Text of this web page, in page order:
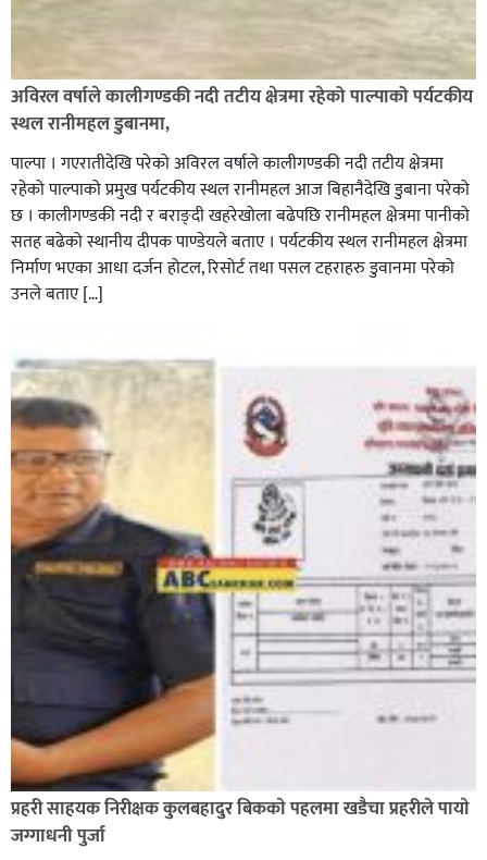
अविरल वर्षाले कालीगण्डकी नदी तटीय क्षेत्रमा रहेको पाल्पाको पर्यटकीय
स्थल रानीमहल डुबानमा,
पाल्पा । गएरातीदेखि परेको अविरल वर्षाले कालीगण्डकी नदी तटीय क्षेत्रमा
रहेको पाल्पाको प्रमुख पर्यटकीय स्थल रानीमहल आज बिहानैदेखि डुबाना परेको
छ । कालीगण्डकी नदी र बराङ्दी खहरेखोला बढेपछि रानीमहल क्षेत्रमा पानीको
सतह बढेको स्थानीय दीपक पाण्डेयले बताए । पर्यटकीय स्थल रानीमहल क्षेत्रमा
निर्माण भएका आधा दर्जन होटल, रिसोर्ट तथा पसल टहराहरु डुवानमा परेको
उनले बताए […]
प्रहरी साहयक निरीक्षक कुलबहादुर बिककाे पहलमा खडैचा प्रहरीले पायाे
जग्गाधनी पुर्जा